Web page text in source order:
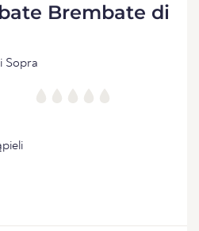
Brembate di
Sopra